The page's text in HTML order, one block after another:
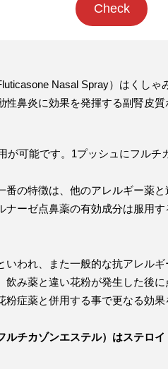
Check
Nasal Spray）はくし
性鼻炎に効果を発揮する副腎皮
が可能です。1プッシュにフルチ
番の特徴は、他のアレルギー薬
ナーゼ点鼻薬の有効成分は服用
いわれ、また一般的な抗アレル
飲み薬と違い花粉が発生した後
粉症薬と併用する事で更なる効果
ルチカゾンエステル）はステロイ